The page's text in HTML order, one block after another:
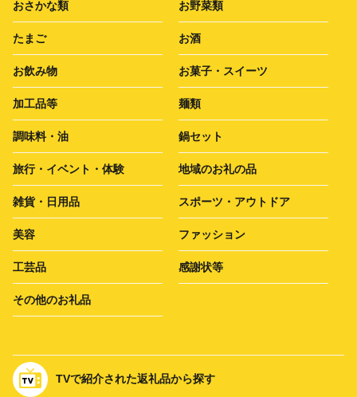
おさかな類 お野菜類
たまご お酒
お飲み物 お菓子・スイーツ
加工品等 麺類
調味料・油 鍋セット
旅行・イベント・体験 地域のお礼の品
雑貨・日用品 スポーツ・アウトドア
美容 ファッション
工芸品 感謝状等
その他のお礼品
TVで紹介された返礼品から探す